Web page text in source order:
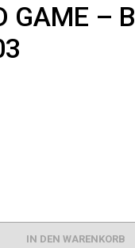
GAME –
IN DEN WARENKORB